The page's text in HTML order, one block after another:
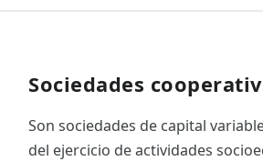
Sociedades
Son sociedades de capital
del ejercicio de actividades